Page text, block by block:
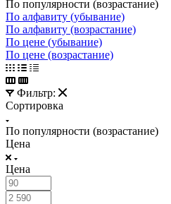
По популярности (возрастание)
По алфавиту (убывание)
По алфавиту (возрастание)
По цене (убывание)
По цене (возрастание)
Фильтр:
Сортировка
По популярности (возрастание)
Цена
Цена